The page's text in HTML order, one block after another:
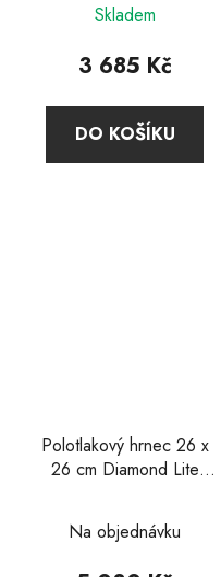
hodnocení
produktu
4,8
z
Skladem
3 685 Kč
DO KOŠÍKU
Polotlakový hrnec 26 x
26 cm Diamond Lite
Na objednávku